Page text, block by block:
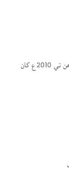
سنڌسلامت ڪتاب گهر ھڪ آن لائين لائبريري آھي، جنھن تي 2010ع کان